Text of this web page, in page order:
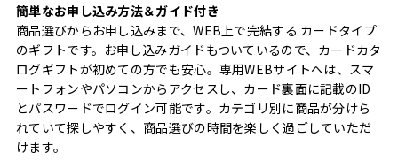
簡単なお申し込み方法＆ガイド付き
商品選びからお申し込みまで、WEB上で完結する カードタイプ
のギフトです。お申し込みガイドもついているので、カードカタ
ログギフトが初めての方でも安心。専用WEBサイトへは、スマ
ートフォンやパソコンからアクセスし、カード裏面に記載のID
とパスワードでログイン可能です。カテゴリ別に商品が分けら
れていて探しやすく、商品選びの時間を楽しく過ごしていただ
けます。